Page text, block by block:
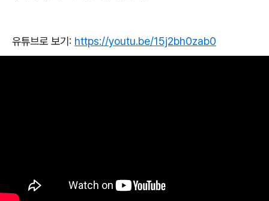
유튜브로 보기: https://youtu.be/15j2bh0zab0